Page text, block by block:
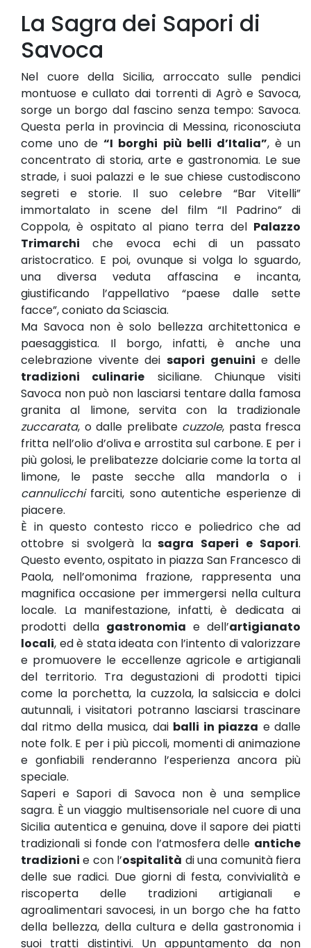
La Sagra dei Sapori di
Savoca
Nel cuore della Sicilia, arroccato sulle pendici
montuose e cullato dai torrenti di Agrò e Savoca,
sorge un borgo dal fascino senza tempo: Savoca.
Questa perla in provincia di Messina, riconosciuta
come uno de“I borghi più belli d’Italia”, è un
concentrato di storia, arte e gastronomia. Le sue
strade, i suoi palazzi e le sue chiese custodiscono
segreti e storie. Il suo celebre “Bar Vitelli”
immortalato in scene del film “Il Padrino” di
Coppola, è ospitato al piano terra del Palazzo
Trimarchi che evoca echi di un passato
aristocratico. E poi, ovunque si volga lo sguardo,
una diversa veduta affascina e incanta,
giustificando l’appellativo “paese dalle sette
facce”, coniato da Sciascia.
Ma Savoca non è solo bellezza architettonica e
paesaggistica. Il borgo, infatti, è anche una
celebrazione vivente dei sapori genuini e delle
tradizioni culinarie siciliane. Chiunque visiti
Savoca non può non lasciarsi tentare dalla famosa
granita al limone, servita con la tradizionale
zuccarata, o dalle prelibate cuzzole, pasta fresca
fritta nell’olio d’oliva e arrostita sul carbone. E per i
più golosi, le prelibatezze dolciarie come la torta al
limone, le paste secche alla mandorla o i
cannulicchifarciti, sono autentiche esperienze di
piacere.
È in questo contesto ricco e poliedrico che ad
ottobre si svolgerà lasagra Saperi e Sapori.
Questo evento, ospitato in piazza San Francesco di
Paola, nell’omonima frazione, rappresenta una
magnifica occasione per immergersi nella cultura
locale. La manifestazione, infatti, è dedicata ai
prodotti della gastronomia e dell’artigianato
locali, ed è stata ideata con l’intento di valorizzare
e promuovere le eccellenze agricole e artigianali
del territorio. Tra degustazioni di prodotti tipici
come la porchetta, la cuzzola, la salsiccia e dolci
autunnali, i visitatori potranno lasciarsi trascinare
dal ritmo della musica, dai balli in piazza e dalle
note folk. E per i più piccoli, momenti di animazione
e gonfiabili renderanno l’esperienza ancora più
speciale.
Saperi e Sapori di Savoca non è una semplice
sagra. È un viaggio multisensoriale nel cuore di una
Sicilia autentica e genuina, dove il sapore dei piatti
tradizionali si fonde con l’atmosfera delle antiche
tradizioni e con l’ospitalità di una comunità fiera
delle sue radici. Due giorni di festa, convivialità e
riscoperta delle tradizioni artigianali e
agroalimentari savocesi, in un borgo che ha fatto
della bellezza, della cultura e della gastronomia i
suoi tratti distintivi. Un appuntamento da non